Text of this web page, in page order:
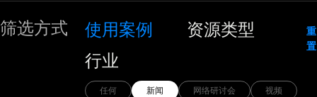
筛选方式 使用案例
资源类型
行业
任何 新闻 网络研讨会
视频
重
置